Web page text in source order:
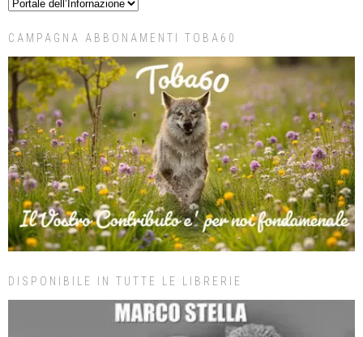
CAMPAGNA ABBONAMENTI TOBA60
DISPONIBILE IN TUTTE LE LIBRERIE